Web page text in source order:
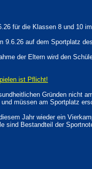
für die Klassen 8 und 10
9.6.26 auf dem Sportplatz
der Eltern wird den
ist Pflicht!
Gründen nicht
und müssen am Sportplatz
Jahr wieder ein
sind Bestandteil der